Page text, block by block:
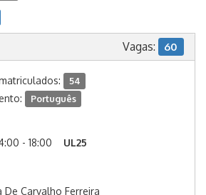
Vagas: 60
54
Português
- 18:00
UL25
De Carvalho Ferreira